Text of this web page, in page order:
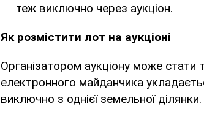
теж виключно через аукціон.
Як розмістити лот на аукціоні
Організатором аукціону може стати
електронного майданчика
виключно з однієї земельної ділянки.